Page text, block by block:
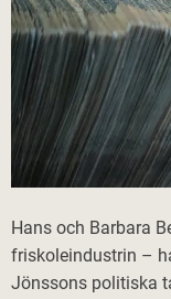
Hans och Barbara
friskoleindustrin –
Jönssons politiska